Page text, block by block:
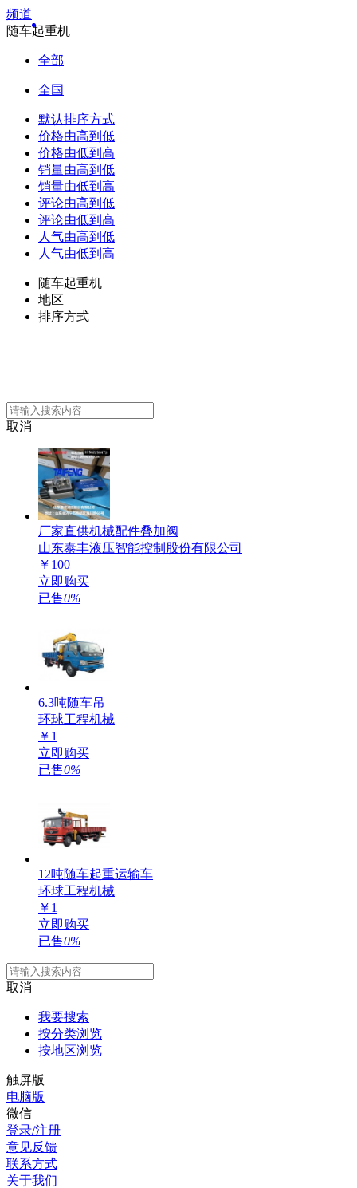
频道
随车起重机
全部
全国
默认排序方式
价格由高到低
价格由低到高
销量由高到低
销量由低到高
评论由高到低
评论由低到高
人气由高到低
人气由低到高
随车起重机
地区
排序方式
取消
厂家直供机械配件叠加阀
山东泰丰液压智能控制股份有限公司
￥ 100
立即购买
已售0%
6.3吨随车吊
环球工程机械
￥ 1
立即购买
已售0%
12吨随车起重运输车
环球工程机械
￥ 1
立即购买
已售0%
取消
我要搜索
按分类浏览
按地区浏览
触屏版
电脑版
微信
登录/注册
意见反馈
联系方式
关于我们